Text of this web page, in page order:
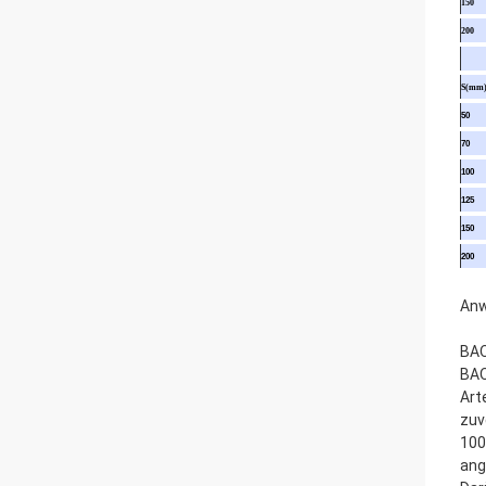
150
200
S(mm)
50
70
100
125
150
200